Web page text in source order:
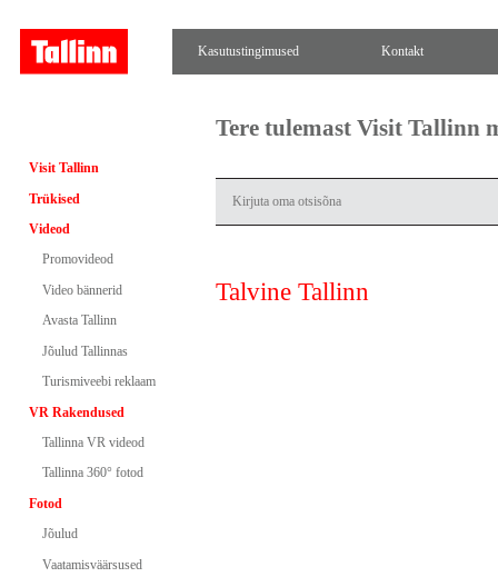
Kasutustingimused Kontakt
Visit Tallinn
Trükised
Videod
Promovideod
Video bännerid
Avasta Tallinn
Jõulud Tallinnas
Turismiveebi reklaam
VR Rakendused
Tallinna VR videod
Tallinna 360° fotod
Fotod
Jõulud
Vaatamisväärsused
Tere tulemast Visit Tallinn
Talvine Tallinn